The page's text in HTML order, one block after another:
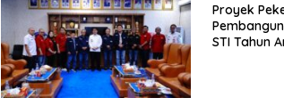
Proyek
STI Tahun